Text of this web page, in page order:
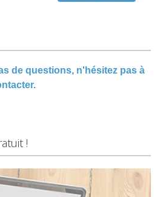
de questions, n'hésitez pas à
!